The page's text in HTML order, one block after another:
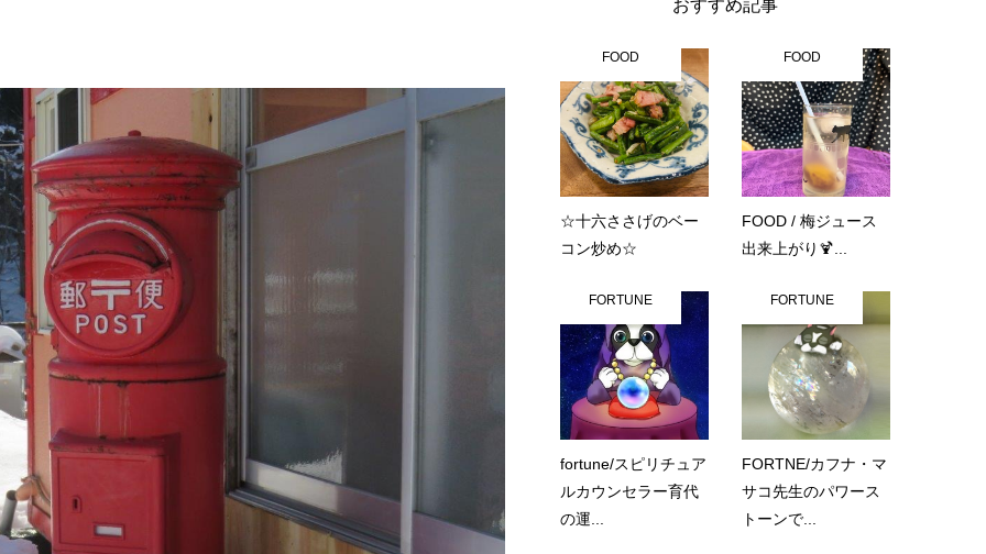
おすすめ記事
FOOD
☆十六ささげのベー
コン炒め☆
FOOD
FOOD / 梅ジュース
出来上がり🍹...
FORTUNE
fortune/スピリチュア
ルカウンセラー育代
の運...
FORTUNE
FORTNE/カフナ・マ
サコ先生のパワース
トーンで...